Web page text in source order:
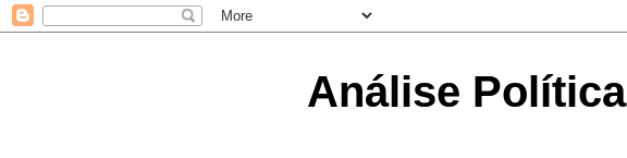
Análise Política